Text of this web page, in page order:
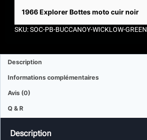
1966 Explorer Bottes moto cuir noir
SKU: SOC-PB-BUCCANOY-WICKLOW-GREEN
Description
Informations complémentaires
Avis (0)
Q & R
Description